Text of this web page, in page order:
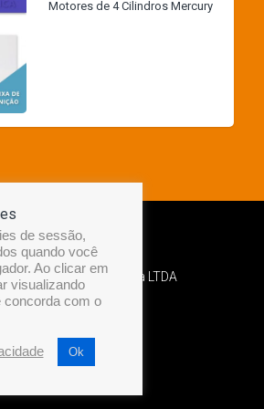
Motores de 4 Cilindros Mercury
por Diamond Náutica LTDA
de sessão,
quando você
Ao clicar em
visualizando
concorda com o
Ok